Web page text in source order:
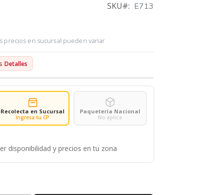
SKU
E713
precios en sucursal pueden variar
Detalles
Recolecta en Sucursal
Ingresa tu CP
Paquetería Nacional
No aplica
disponibilidad y precios en tu zona